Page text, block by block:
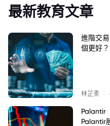
最新教育文章
進階交
個更好？
林芷柔
Palantir
Palantir